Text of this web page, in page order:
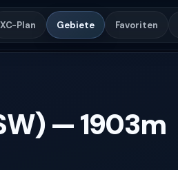
XC-Plan Gebiete Favoriten
—1903m